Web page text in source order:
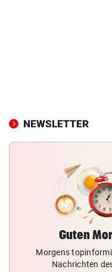
NEWSLETTER
Guten
Morgens
Nachrichten